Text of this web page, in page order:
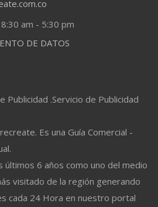
am - 5:30 pm
DE DATOS
Publicidad .Servicio de Publicidad
Es una Guía Comercial -
últimos 6 años como uno del medio
visitado de la región generando
cada 24 Hora en nuestro portal